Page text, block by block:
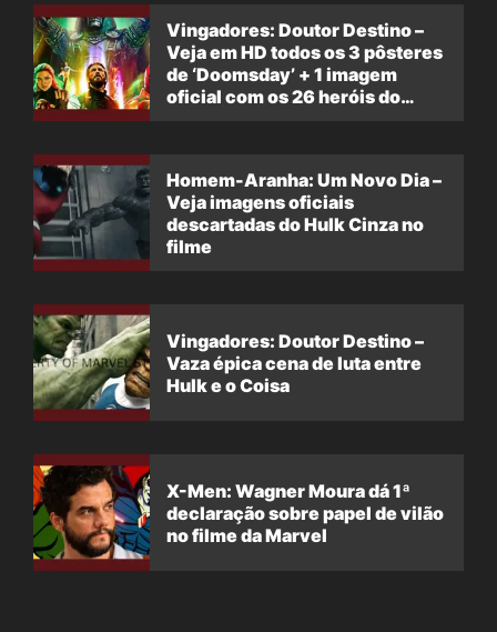
Vingadores: Doutor Destino –
Veja em HD todos os 3 pôsteres
de ‘Doomsday’ + 1 imagem
oficial com os 26 heróis do
Homem-Aranha: Um Novo Dia –
Veja imagens oficiais
descartadas do Hulk Cinza no
filme
Vingadores: Doutor Destino –
Vaza épica cena de luta entre
Hulk e o Coisa
X-Men: Wagner Moura dá 1ª
declaração sobre papel de vilão
no filme da Marvel